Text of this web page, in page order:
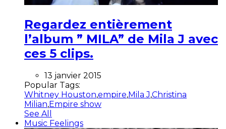
Regardez entièrement
l’album ” MILA” de Mila J avec
ces 5 clips.
13 janvier 2015
Popular Tags:
Whitney Houston,empire,Mila J,Christina
Milian,Empire show
See All
Music Feelings